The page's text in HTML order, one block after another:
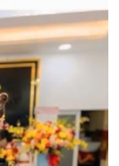
ỦNG HỘ
ỦNG HỘ
PHỐI CÁC